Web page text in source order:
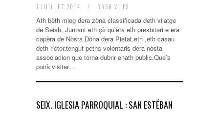
7 JUILLET 2014 / 3656 VUES
Ath bèth mieg dera zòna classificada deth vilatge
de Seish, Juntant eth çò qu’èra eth presbitari e era
capèra de Nòsta Dòna dera Pietat,eth ,eth casau
deth rictor,tengut peths volontaris dera nòsta
associacion que torna dubrir enath public.Que’s
poirà visitar…
SEIX. IGLESIA PARROQUIAL : SAN ESTÉBAN